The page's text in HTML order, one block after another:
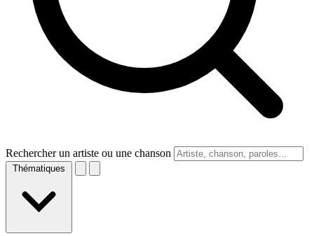
Rechercher un artiste ou une chanson
Thématiques